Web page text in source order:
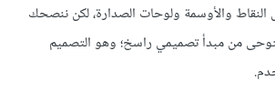
النقاط والأوسمة ولوحات الصدارة، لكن ننصحك
من مبدأ تصميمي راسخ؛ وهو التصميم